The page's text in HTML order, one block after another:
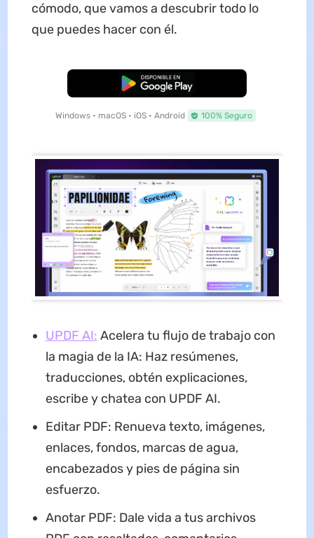
cómodo, que vamos a descubrir todo lo
que puedes hacer con él.
Descarga Gratuita
Windows • macOS • iOS • Android 100% Seguro
UPDF AI: Acelera tu flujo de trabajo con
la magia de la IA: Haz resúmenes,
traducciones, obtén explicaciones,
escribe y chatea con UPDF AI.
Editar PDF: Renueva texto, imágenes,
enlaces, fondos, marcas de agua,
encabezados y pies de página sin
esfuerzo.
Anotar PDF: Dale vida a tus archivos